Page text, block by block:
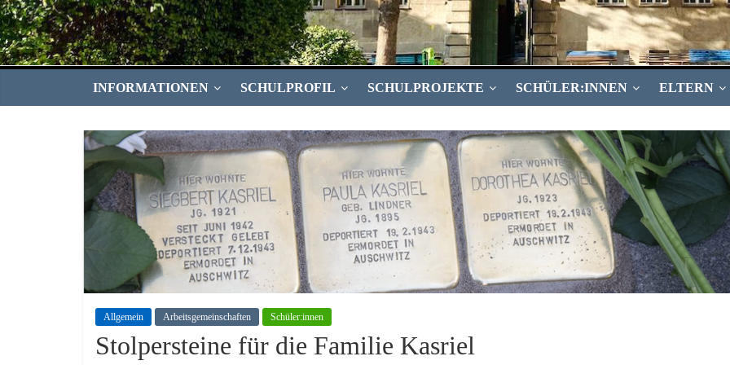
INFORMATIONEN SCHULPROFIL SCHULPROJEKTE SCHÜLER:INNEN ELTERN
Allgemein Arbeitsgemeinschaften Schüler:innen
Stolpersteine für die Familie Kasriel